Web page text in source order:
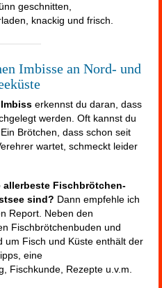
geschnitten,
knackig und frisch.
Imbisse an Nord- und
erkennst du daran, dass
werden. Oft kannst du
Brötchen, dass schon seit
wartet, schmeckt leider
Fischbrötchen-
sind? Dann empfehle ich
Report. Neben den
Fischbrötchenbuden und
um Fisch und Küste enthält der
eine
Fischkunde, Rezepte u.v.m.